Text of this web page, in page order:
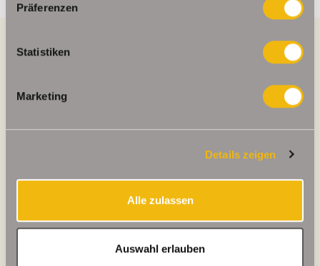
Präferenzen
Statistiken
Marketing
Details zeigen
Alle zulassen
Auswahl erlauben
Weitere Informationen